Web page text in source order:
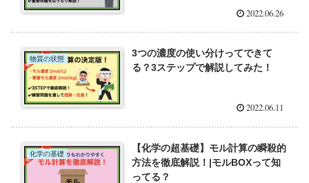
2022.06.26
物質の状態
3つの濃度の使い分けってできて
る？3ステップで解説してみた！
2022.06.11
化学の基礎
【化学の超基礎】モル計算の瞬殺的
方法を徹底解説！|モルBOXって知
ってる？